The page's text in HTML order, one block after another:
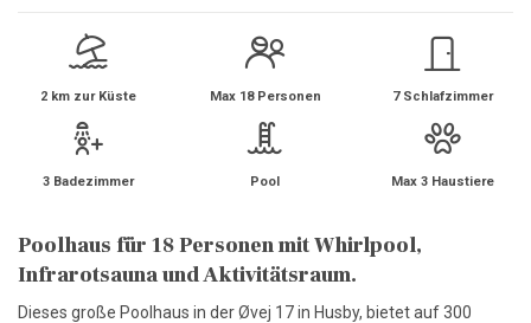
2 km zur Küste Max 18 Personen 7 Schlafzimmer
3 Badezimmer Pool Max 3 Haustiere
Poolhaus für 18 Personen mit Whirlpool,
Infrarotsauna und Aktivitätsraum.
Dieses große Poolhaus in der Øvej 17 in Husby, bietet auf 300